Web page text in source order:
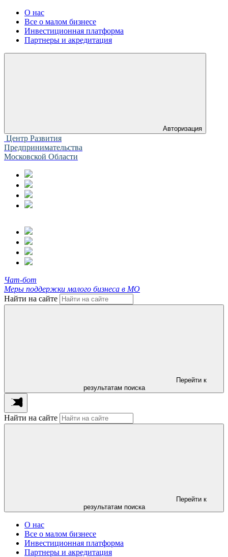
О нас
Все о малом бизнесе
Инвестиционная платформа
Партнеры и акредитация
Авторизация
Центр Развития
Предпринимательства
Московской Области
Чат-бот
Меры поддержки малого бизнеса в МО
Найти на сайте
Перейти к
результатам поиска
Найти на сайте
Перейти к
результатам поиска
О нас
Все о малом бизнесе
Инвестиционная платформа
Партнеры и акредитация